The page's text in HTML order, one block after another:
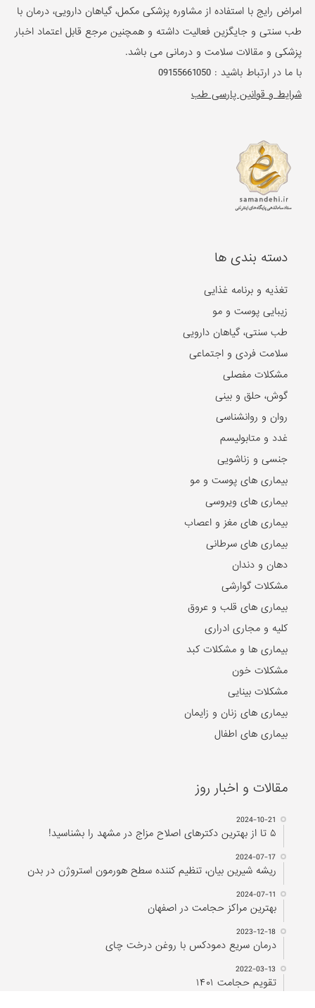
امراض رایج با استفاده از مشاوره پزشکی مکمل، گیاهان دارویی، درمان با
طب سنتی و جایگزین فعالیت داشته و همچنین مرجع قابل اعتماد اخبار
پزشکی و مقالات سلامت و درمانی می باشد.
با ما در ارتباط باشید :09155661050
شرایط و قوانین پارسی طب
دسته بندی ها
تغذیه و برنامه غذایی
زیبایی پوست و مو
طب سنتی، گیاهان دارویی
سلامت فردی و اجتماعی
مشکلات مفصلی
گوش، حلق و بینی
روان و روانشناسی
غدد و متابولیسم
جنسی و زناشویی
بیماری های پوست و مو
بیماری های ویروسی
بیماری های مغز و اعصاب
بیماری های سرطانی
دهان و دندان
مشکلات گوارشی
بیماری های قلب و عروق
کلیه و مجاری ادراری
بیماری ها و مشکلات کبد
مشکلات خون
مشکلات بینایی
بیماری های زنان و زایمان
بیماری های اطفال
مقالات و اخبار روز
2024-10-21
۵ تا از بهترین دکتر‌های اصلاح مزاج در مشهد را بشناسید!
2024-07-17
ریشه شیرین بیان، تنظیم کننده سطح هورمون استروژن در بدن
2024-07-11
بهترین مراکز حجامت در اصفهان
2023-12-18
درمان سریع دمودکس با روغن درخت چای
2022-03-13
تقویم حجامت ۱۴۰۱